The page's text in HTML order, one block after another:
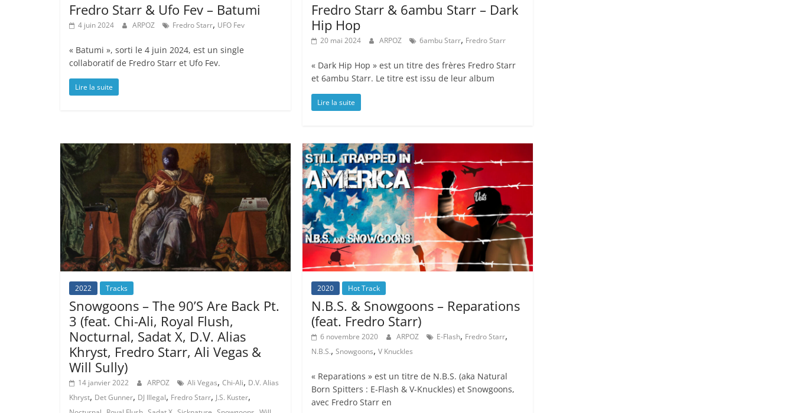
Fredro Starr & Ufo Fev – Batumi
4 juin 2024 ARPOZ Fredro Starr, UFO Fev
« Batumi », sorti le 4 juin 2024, est un single
collaboratif de Fredro Starr et Ufo Fev.
Lire la suite
Fredro Starr & 6ambu Starr – Dark
Hip Hop
20 mai 2024 ARPOZ 6ambu Starr, Fredro Starr
« Dark Hip Hop » est un titre des frères Fredro Starr
et 6ambu Starr. Le titre est issu de leur album
Lire la suite
2022 Tracks
Snowgoons – The 90’S Are Back Pt.
3 (feat. Chi-Ali, Royal Flush,
Nocturnal, Sadat X, D.V. Alias
Khryst, Fredro Starr, Ali Vegas &
Will Sully)
14 janvier 2022 ARPOZ Ali Vegas, Chi-Ali, D.V. Alias
Khryst, Det Gunner, DJ Illegal, Fredro Starr, J.S. Kuster,
2020 Hot Track
N.B.S. & Snowgoons – Reparations
(feat. Fredro Starr)
6 novembre 2020 ARPOZ E-Flash, Fredro Starr,
N.B.S.,Snowgoons,V Knuckles
« Reparations » est un titre de N.B.S. (aka Natural
Born Spitters : E-Flash & V-Knuckles) et Snowgoons,
avec Fredro Starr en